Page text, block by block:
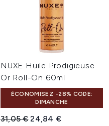
NUXE Huile Prodigieuse
Or Roll-On 60ml
ÉCONOMISEZ -28% CODE:
DIMANCHE
Prix de vente :
31,05 €Prix ​​actuel :
24,84 €